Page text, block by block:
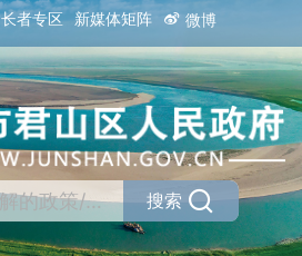
长者专区 新媒体矩阵 微博
搜索